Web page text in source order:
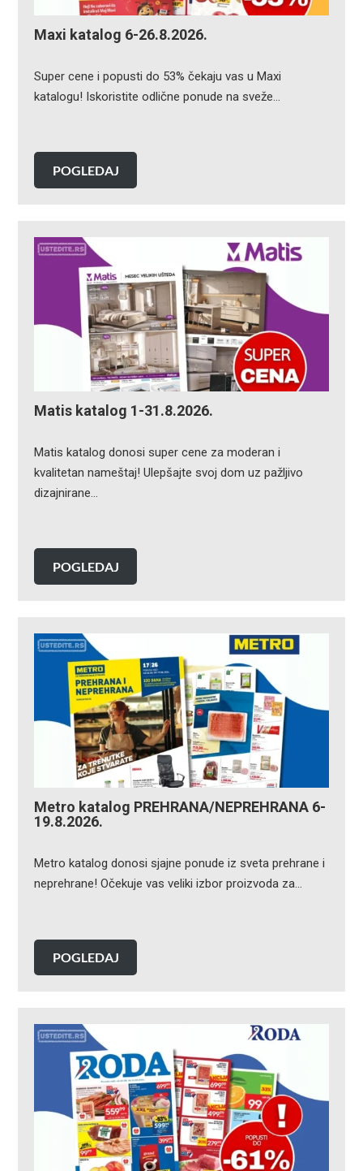
Maxi katalog 6-26.8.2026.
Super cene i popusti do 53% čekaju vas u Maxi
katalogu! Iskoristite odlične ponude na sveže…
POGLEDAJ
Matis katalog 1-31.8.2026.
Matis katalog donosi super cene za moderan i
kvalitetan nameštaj! Ulepšajte svoj dom uz pažljivo
dizajnirane…
POGLEDAJ
Metro katalog PREHRANA/NEPREHRANA 6-
19.8.2026.
Metro katalog donosi sjajne ponude iz sveta prehrane i
neprehrane! Očekuje vas veliki izbor proizvoda za…
POGLEDAJ